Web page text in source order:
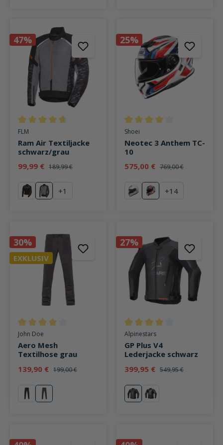
47%
Durchschnittliche Bewertung von 4.7 von 5 Sternen
FLM
Ram Air Textiljacke
schwarz/grau
99,99 € 189,99 €
schwarzgrau
+1
25%
Durchschnittliche Bewertung
Shoei
Neotec 3 Anthem TC-
10
575,00 € 769,00 €
weißAnthem TC-10
+14
30%
EXKLUSIV
Durchschnittliche Bewertung von 4 von 5 Sternen
John Doe
Aero Mesh
Textilhose grau
139,90 € 199,00 €
schwarz
grau
27%
Durchschnittliche Bewertung
Alpinestars
GP Plus V4
Lederjacke schwarz
399,95 € 549,95 €
schwarzschwarz/weiß